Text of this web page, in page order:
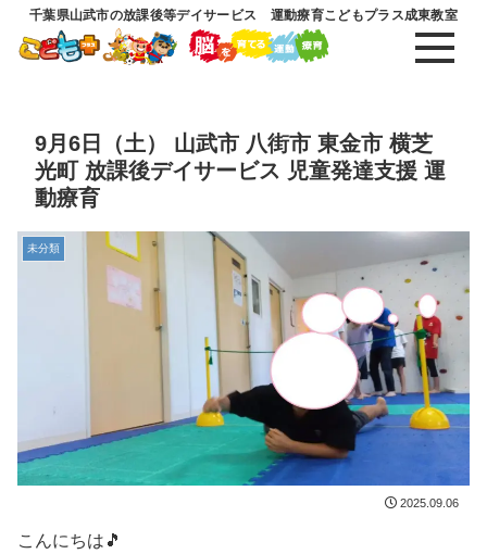
千葉県山武市の放課後等デイサービス 運動療育こどもプラス成東教室
9月6日（土） 山武市 八街市 東金市 横芝
光町 放課後デイサービス 児童発達支援 運
動療育
未分類
2025.09.06
こんにちは🎵